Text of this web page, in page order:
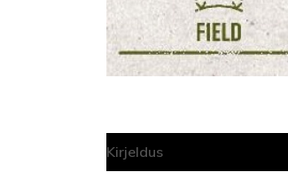
Kirjeldus